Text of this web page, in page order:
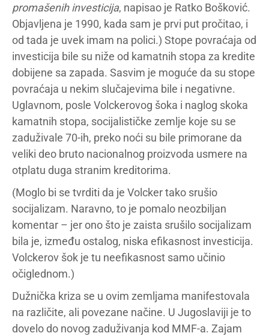
promašenih investicija, napisao je Ratko Bošković.
Objavljena je 1990, kada sam je prvi put pročitao, i
od tada je uvek imam na polici.) Stope povraćaja od
investicija bile su niže od kamatnih stopa za kredite
dobijene sa zapada. Sasvim je moguće da su stope
povraćaja u nekim slučajevima bile i negativne.
Uglavnom, posle Volckerovog šoka i naglog skoka
kamatnih stopa, socijalističke zemlje koje su se
zaduživale 70-ih, preko noći su bile primorane da
veliki deo bruto nacionalnog proizvoda usmere na
otplatu duga stranim kreditorima.
(Moglo bi se tvrditi da je Volcker tako srušio
socijalizam. Naravno, to je pomalo neozbiljan
komentar – jer ono što je zaista srušilo socijalizam
bila je, između ostalog, niska efikasnost investicija.
Volckerov šok je tu neefikasnost samo učinio
očiglednom.)
Dužnička kriza se u ovim zemljama manifestovala
na različite, ali povezane načine. U Jugoslaviji je to
dovelo do novog zaduživanja kod MMF-a. Zajam